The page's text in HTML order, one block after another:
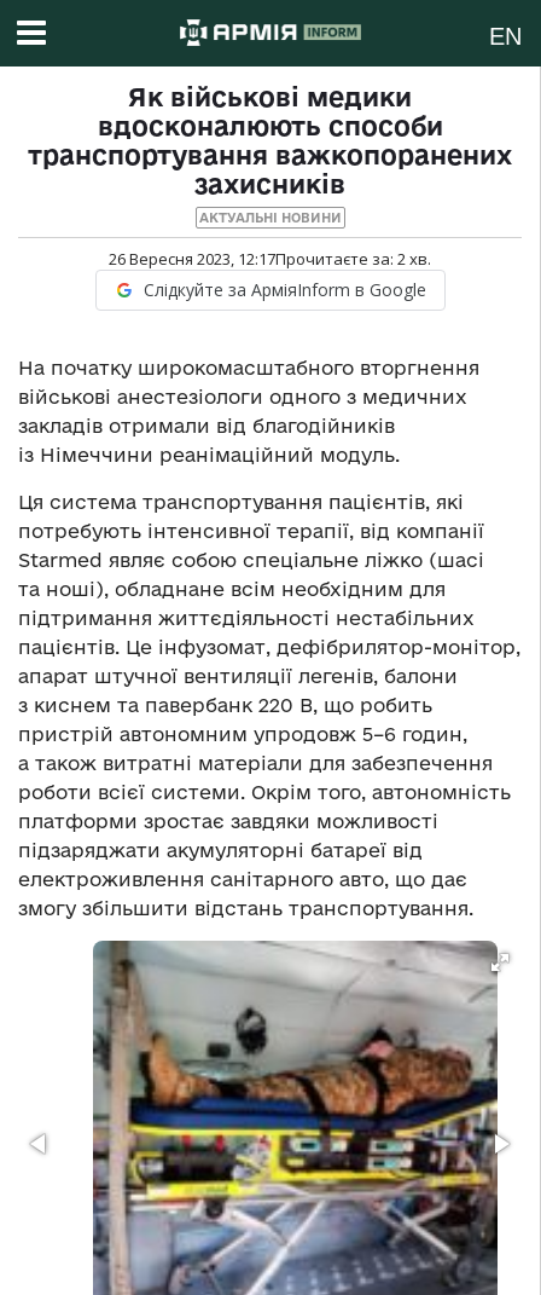
EN
Як військові медики
вдосконалюють способи
транспортування важкопоранених
захисників
АКТУАЛЬНІ НОВИНИ
26 Вересня 2023, 12:17Прочитаєте за: 2хв.
Слідкуйте за АрміяInform в Google
На початку широкомасштабного вторгнення
військові анестезіологи одного з медичних
закладів отримали від благодійників
із Німеччини реанімаційний модуль.
Ця система транспортування пацієнтів, які
потребують інтенсивної терапії, від компанії
Starmed являє собою спеціальне ліжко (шасі
та ноші), обладнане всім необхідним для
підтримання життєдіяльності нестабільних
пацієнтів. Це інфузомат, дефібрилятор-монітор,
апарат штучної вентиляції легенів, балони
з киснем та павербанк 220 В, що робить
пристрій автономним упродовж 5–6 годин,
а також витратні матеріали для забезпечення
роботи всієї системи. Окрім того, автономність
платформи зростає завдяки можливості
підзаряджати акумуляторні батареї від
електроживлення санітарного авто, що дає
змогу збільшити відстань транспортування.